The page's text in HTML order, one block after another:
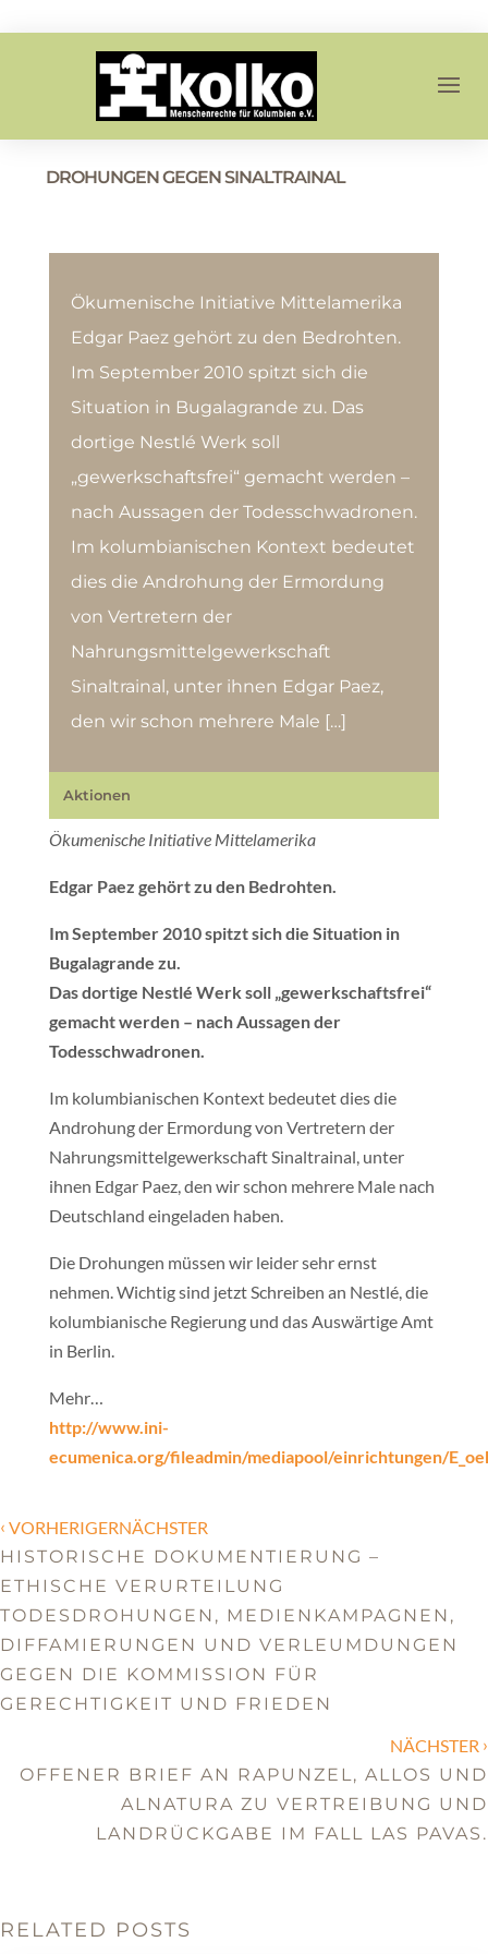
DROHUNGEN GEGEN SINALTRAINAL
Ökumenische Initiative Mittelamerika
Edgar Paez gehört zu den Bedrohten.
Im September 2010 spitzt sich die
Situation in Bugalagrande zu. Das
dortige Nestlé Werk soll
„gewerkschaftsfrei“ gemacht werden –
nach Aussagen der Todesschwadronen.
Im kolumbianischen Kontext bedeutet
dies die Androhung der Ermordung
von Vertretern der
Nahrungsmittelgewerkschaft
Sinaltrainal, unter ihnen Edgar Paez,
den wir schon mehrere Male […]
Aktionen
Ökumenische Initiative Mittelamerika
Edgar Paez gehört zu den Bedrohten.
Im September 2010 spitzt sich die Situation in
Bugalagrande zu.
Das dortige Nestlé Werk soll „gewerkschaftsfrei“
gemacht werden – nach Aussagen der
Todesschwadronen.
Im kolumbianischen Kontext bedeutet dies die
Androhung der Ermordung von Vertretern der
Nahrungsmittelgewerkschaft Sinaltrainal, unter
ihnen Edgar Paez, den wir schon mehrere Male nach
Deutschland eingeladen haben.
Die Drohungen müssen wir leider sehr ernst
nehmen. Wichtig sind jetzt Schreiben an Nestlé, die
kolumbianische Regierung und das Auswärtige Amt
in Berlin.
Mehr…
http://www.ini-
ecumenica.org/fileadmin/mediapool/einrichtungen/
‹ VORHERIGERNÄCHSTER
HISTORISCHE DOKUMENTIERUNG –
ETHISCHE VERURTEILUNG
TODESDROHUNGEN, MEDIENKAMPAGNEN,
DIFFAMIERUNGEN UND VERLEUMDUNGEN
GEGEN DIE KOMMISSION FÜR
GERECHTIGKEIT UND FRIEDEN
NÄCHSTER ›
OFFENER BRIEF AN RAPUNZEL, ALLOS UND
ALNATURA ZU VERTREIBUNG UND
LANDRÜCKGABE IM FALL LAS PAVAS.
RELATED POSTS